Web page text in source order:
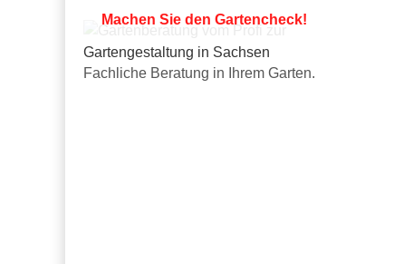
Machen Sie den Gartencheck!
Fachliche Beratung in Ihrem Garten.